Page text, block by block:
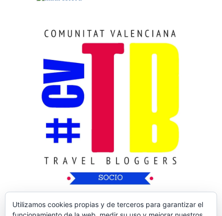
Utilizamos cookies propias y de terceros para garantizar el